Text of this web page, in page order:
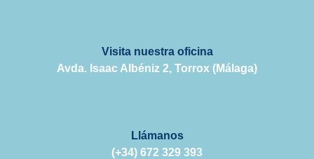
Visita nuestra oficina
Avda. Isaac Albéniz 2, Torrox (Málaga)
Llámanos
(+34) 672 329 393